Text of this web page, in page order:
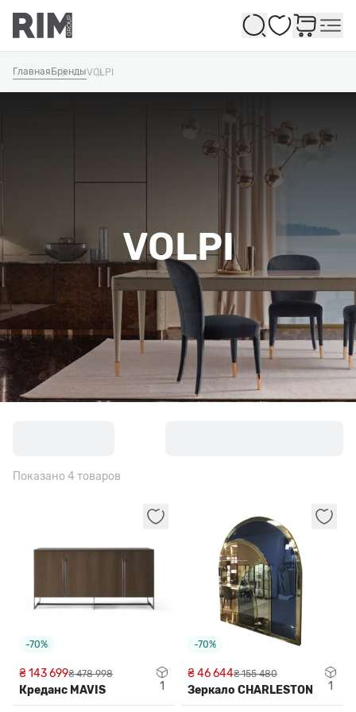
Избранное
VOLPI
Главная БрендыVOLPI
Показано 4 товаров
-70%
₴ 143 699₴ 478 998
Креданс MAVIS 1
-70%
₴ 46 644₴ 155 480
Зеркало CHARLESTON 1